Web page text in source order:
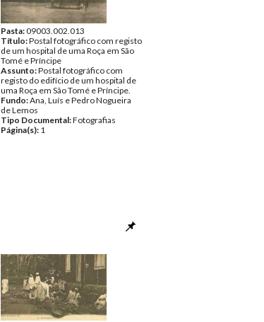
Pasta:09003.002.013
Título:Postal fotográfico com registo
de um hospital de uma Roça em São
Tomé e Príncipe
Assunto:Postal fotográfico com
registo do edifício de um hospital de
uma Roça em São Tomé e Príncipe.
Fundo:Ana, Luís e Pedro Nogueira
de Lemos
Tipo Documental:Fotografias
Página(s): 1